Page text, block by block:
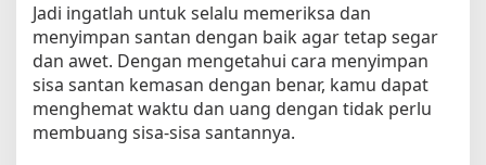
Jadi ingatlah untuk selalu memeriksa dan
menyimpan santan dengan baik agar tetap segar
dan awet. Dengan mengetahui cara menyimpan
sisa santan kemasan dengan benar, kamu dapat
menghemat waktu dan uang dengan tidak perlu
membuang sisa-sisa santannya.